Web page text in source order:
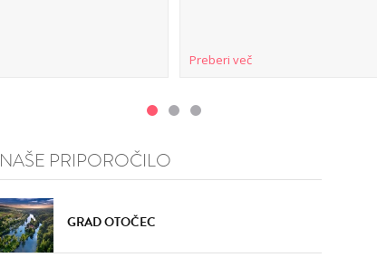
Preberi več
NAŠE PRIPOROČILO
GRAD OTOČEC